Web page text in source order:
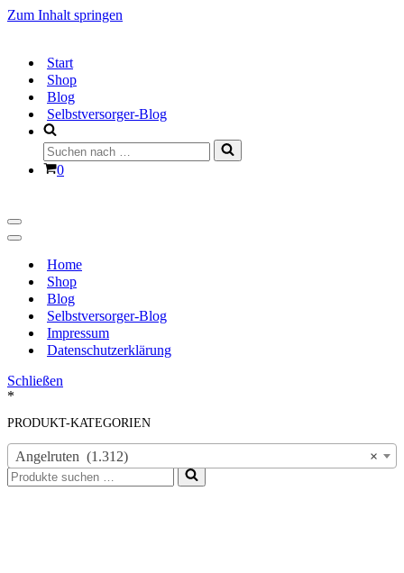
Zum Inhalt springen
Start
Shop
Blog
Selbstversorger-Blog
Suchen
nach …
Warenkorb
0
Navigationsmenü
Navigationsmenü
Home
Shop
Blog
Selbstversorger-Blog
Impressum
Datenschutzerklärung
Schließen
*
PRODUKT-KATEGORIEN
×
Angelruten (1.312)
Suchen
nach …